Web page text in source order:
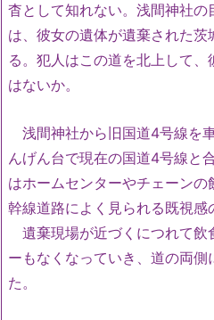
杳として知れない。浅間神社
は、彼女の遺体が遺棄された
る。犯人はこの道を北上して
はないか。
浅間神社から旧国道4号線を
んげん台で現在の国道4号線と
はホームセンターやチェーン
幹線道路によく見られる既視感
遺棄現場が近づくにつれて飲
ーもなくなっていき、道の両
た。